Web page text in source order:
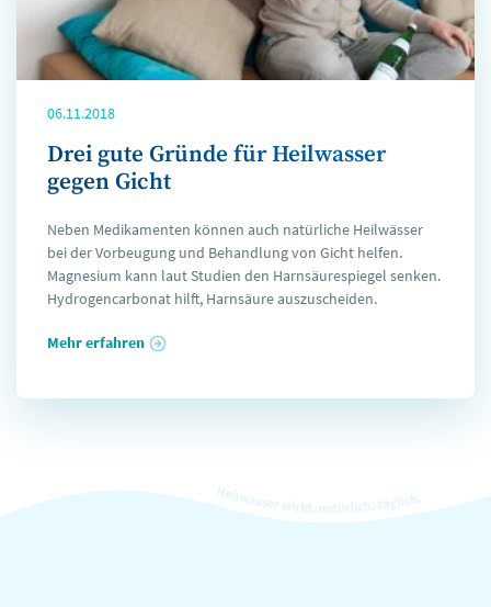
06.11.2018
Drei gute Gründe für Heilwasser
gegen Gicht
Neben Medikamenten können auch natürliche Heilwässer
bei der Vorbeugung und Behandlung von Gicht helfen.
Magnesium kann laut Studien den Harnsäurespiegel senken.
Hydrogencarbonat hilft, Harnsäure auszuscheiden.
Mehr erfahren